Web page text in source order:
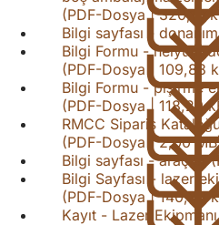
PDF-Dosya
320,10
Bilgi sayfası - donanım
Bilgi Formu - helyum
PDF-Dosya
109,88
Bilgi Formu - pişirme
PDF-Dosya
118,29
RMCC Sipariş
PDF-Dosya
2,00 MB
Bilgi sayfası - araçlar
Bilgi Sayfası - lazer
PDF-Dosya
140,33
Kayıt - Lazer Ekipmanı